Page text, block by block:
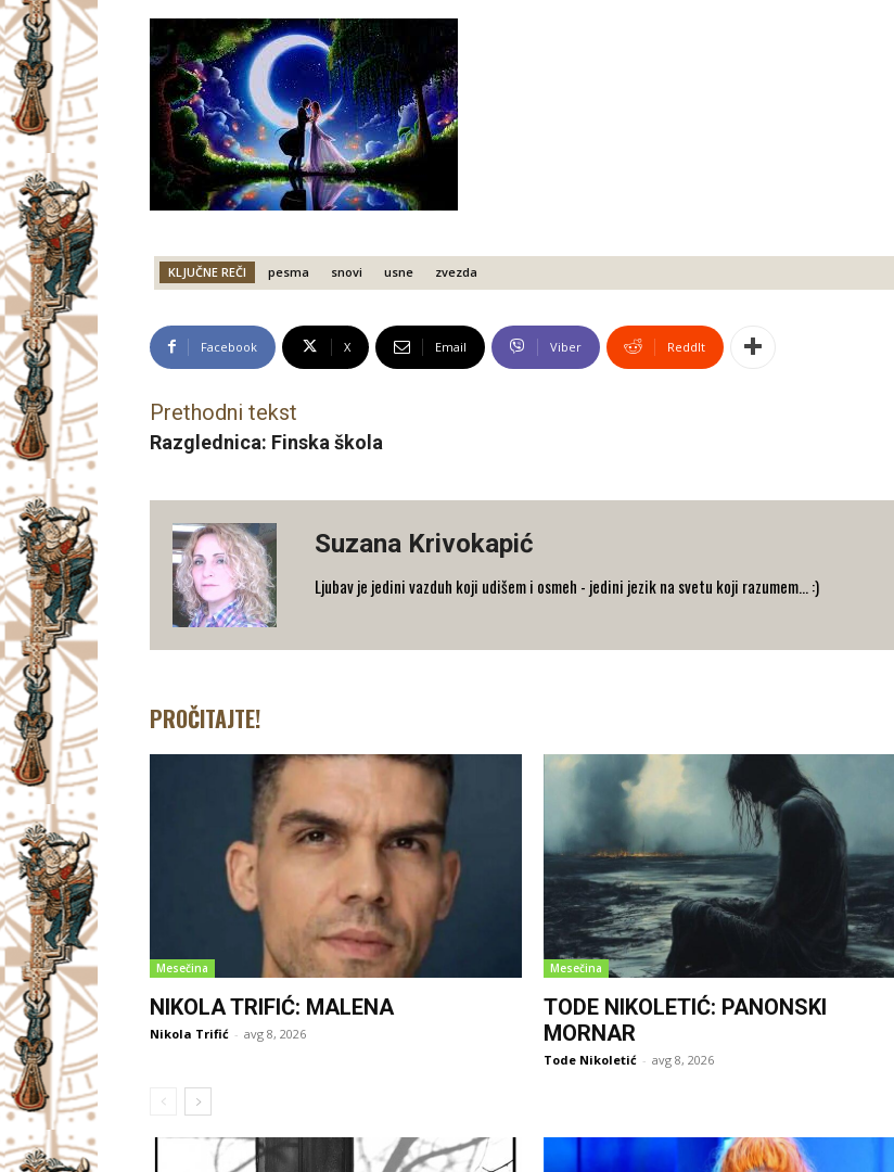
KLJUČNE REČI pesma snovi usne zvezda
Facebook X Email Viber ReddIt
Prethodni tekst
Razglednica: Finska škola
Suzana Krivokapić
Ljubav je jedini vazduh koji udišem i osmeh - jedini jezik na svetu koji razumem... :)
PROČITAJTE!
Mesečina
NIKOLA TRIFIĆ: MALENA
Nikola Trifić - avg 8, 2026
Mesečina
TODE NIKOLETIĆ: PANONSKI
MORNAR
Tode Nikoletić - avg 8, 2026